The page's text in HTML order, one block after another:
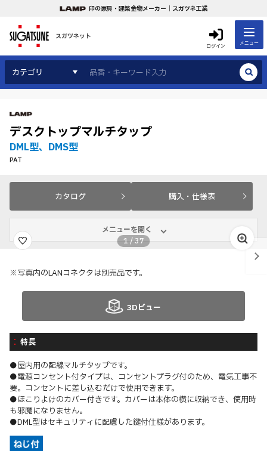
印の家具・建築金物メーカー｜スガツネ工業
スガツネット
ログイン メニュー
カテゴリ
デスクトップマルチタップ
DML型、DMS型
PAT
カタログ 購入・仕様表
メニューを開く
1 /37
※写真内のLANコネクタは別売品です。
3Dビュー
特長
●屋内用の配線マルチタップです。
●電源コンセント付タイプは、コンセントプラグ付のため、電気工事不
要。コンセントに差し込むだけで使用できます。
●ほこりよけのカバー付きです。カバーは本体の横に収納でき、使用時
も邪魔になりません。
●DML型はセキュリティに配慮した鍵付仕様があります。